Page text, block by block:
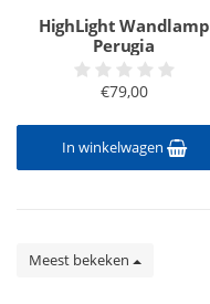
HighLight Wandlamp
Perugia
€79,00
In winkelwagen
Meest bekeken